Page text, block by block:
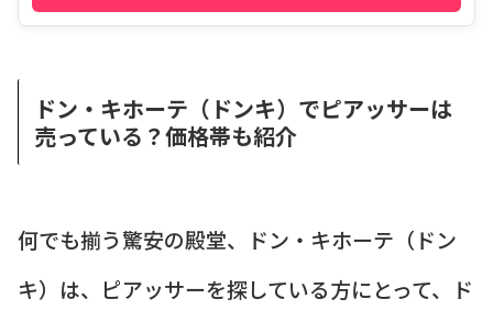
ドン・キホーテ（ドンキ）でピアッサーは
売っている？価格帯も紹介
何でも揃う驚安の殿堂、ドン・キホーテ（ドン
キ）は、ピアッサーを探している方にとって、ド